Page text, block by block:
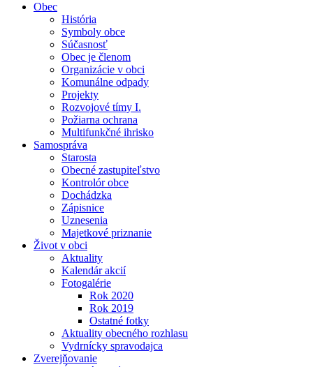
Obec
História
Symboly obce
Súčasnosť
Obec je členom
Organizácie v obci
Komunálne odpady
Projekty
Rozvojové tímy I.
Požiarna ochrana
Multifunkčné ihrisko
Samospráva
Starosta
Obecné zastupiteľstvo
Kontrolór obce
Dochádzka
Zápisnice
Uznesenia
Majetkové priznanie
Život v obci
Aktuality
Kalendár akcií
Fotogalérie
Rok 2020
Rok 2019
Ostatné fotky
Aktuality obecného rozhlasu
Vydrnícky spravodajca
Zverejňovanie